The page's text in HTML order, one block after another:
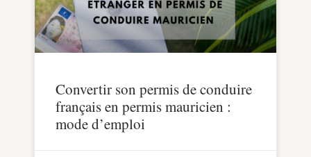
Convertir son permis de conduire
français en permis mauricien :
mode d’emploi